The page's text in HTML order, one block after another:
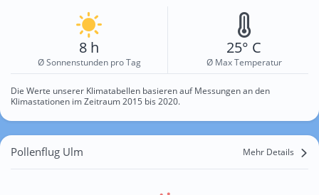
8 h
Ø Sonnenstunden pro Tag
25° C
Ø Max Temperatur
Die Werte unserer Klimatabellen basieren auf Messungen an den
Klimastationen im Zeitraum 2015 bis 2020.
Pollenflug Ulm Mehr Details